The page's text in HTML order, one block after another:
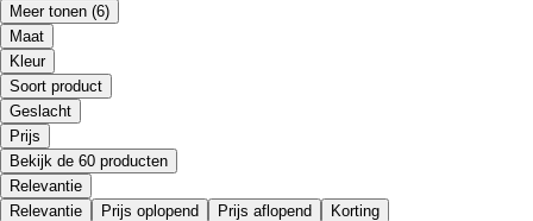
Meer tonen (6)
Maat
Kleur
Soort product
Geslacht
Prijs
Bekijk de 60 producten
Relevantie
Relevantie
Prijs oplopend Prijs aflopend Korting